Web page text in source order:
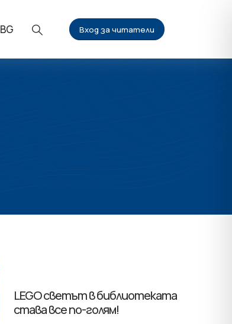
BG Вход за читатели
LEGO светът в библиотеката
става все по-голям!